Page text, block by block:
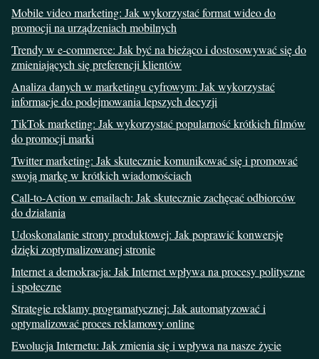
Mobile video marketing: Jak wykorzystać format wideo do
promocji na urządzeniach mobilnych
Trendy w e-commerce: Jak być na bieżąco i dostosowywać się do
zmieniających się preferencji klientów
Analiza danych w marketingu cyfrowym: Jak wykorzystać
informacje do podejmowania lepszych decyzji
TikTok marketing: Jak wykorzystać popularność krótkich filmów
do promocji marki
Twitter marketing: Jak skutecznie komunikować się i promować
swoją markę w krótkich wiadomościach
Call-to-Action w emailach: Jak skutecznie zachęcać odbiorców
do działania
Udoskonalanie strony produktowej: Jak poprawić konwersję
dzięki zoptymalizowanej stronie
Internet a demokracja: Jak Internet wpływa na procesy polityczne
i społeczne
Strategie reklamy programatycznej: Jak automatyzować i
optymalizować proces reklamowy online
Ewolucja Internetu: Jak zmienia się i wpływa na nasze życie